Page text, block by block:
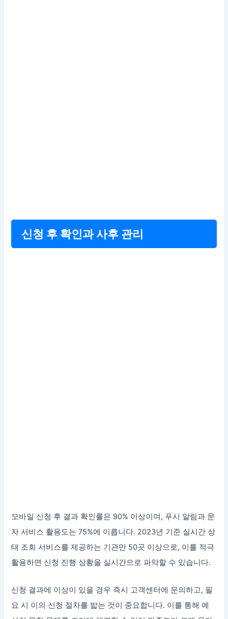
신청 후 확인과 사후 관리
모바일 신청 후 결과 확인률은 90% 이상이며, 푸시 알림과 문
자 서비스 활용도는 75%에 이릅니다. 2023년 기준 실시간 상
태 조회 서비스를 제공하는 기관만 50곳 이상으로, 이를 적극
활용하면 신청 진행 상황을 실시간으로 파악할 수 있습니다.
신청 결과에 이상이 있을 경우 즉시 고객센터에 문의하고, 필
요 시 이의 신청 절차를 밟는 것이 중요합니다. 이를 통해 예